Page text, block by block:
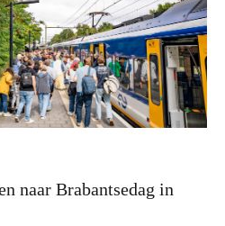
naar Brabantsedag in